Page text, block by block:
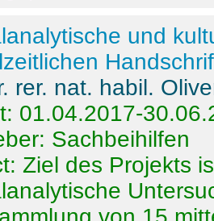
und
rer. nat. habil.
01.04.2017-
Sachbeihilfen
Ziel des Projekts